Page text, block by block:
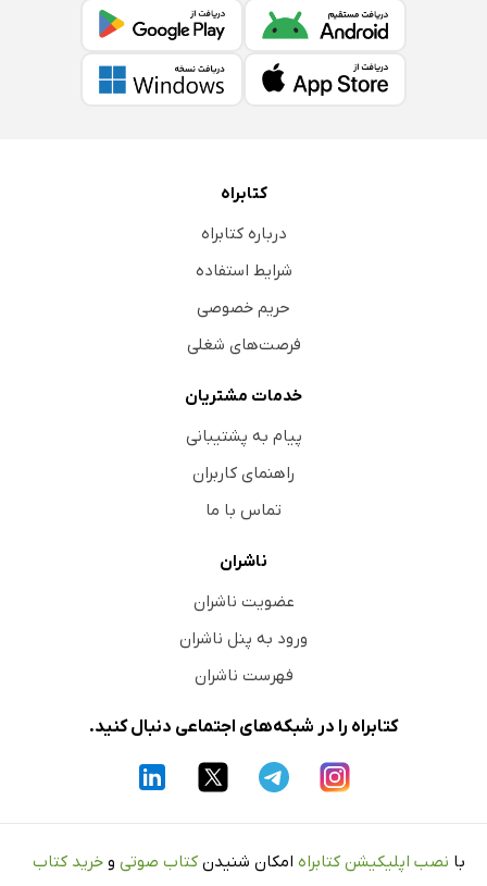
کتابراه
درباره کتابراه
شرایط استفاده
حریم خصوصی
فرصت‌های شغلی
خدمات مشتریان
پیام به پشتیبانی
راهنمای کاربران
تماس با ما
ناشران
عضویت ناشران
ورود به پنل ناشران
فهرست ناشران
کتابراه را در شبکه‌های اجتماعی دنبال کنید.
با نصب اپلیکیشن کتابراه امکان شنیدن کتاب صوتی و خرید کتاب